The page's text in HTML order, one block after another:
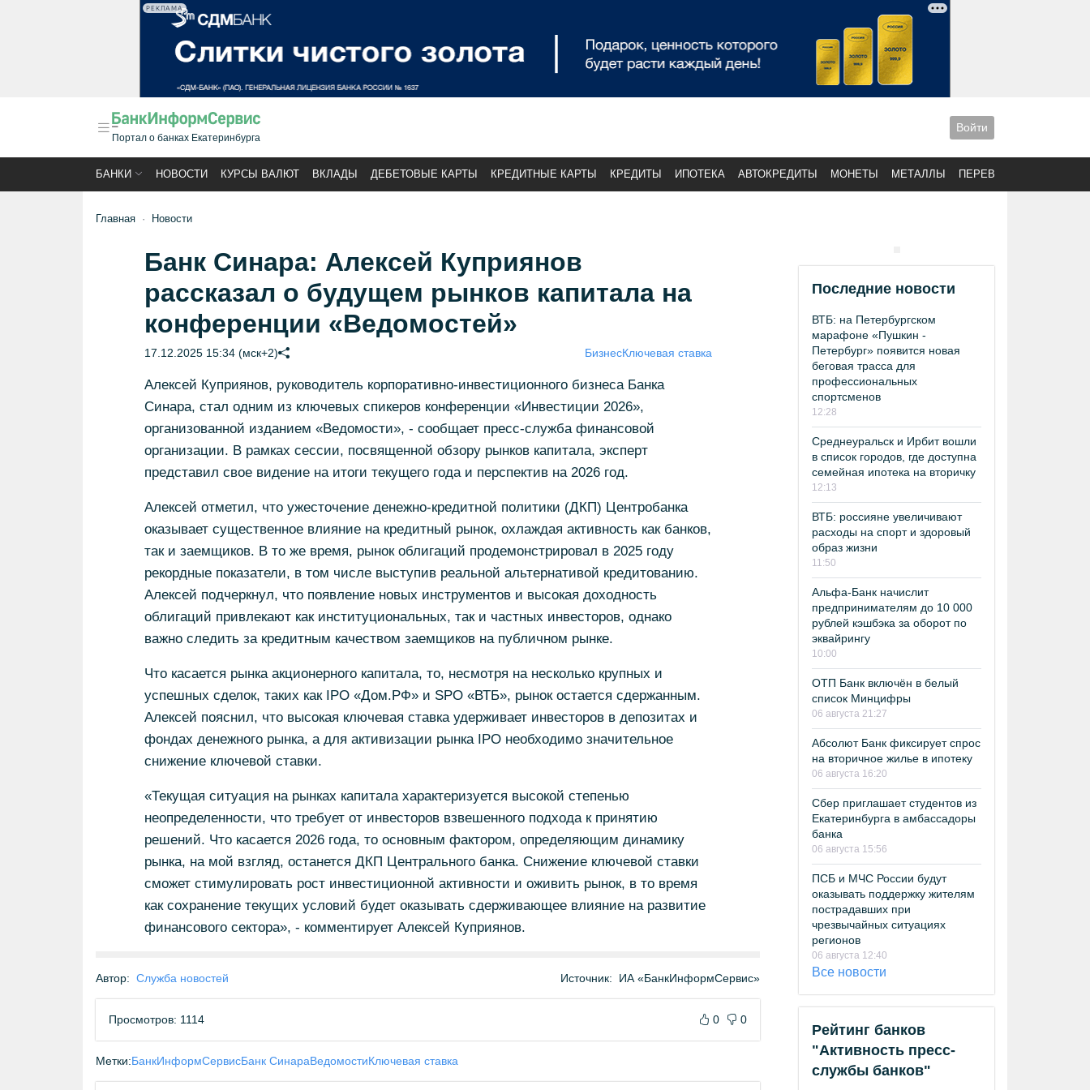
РЕКЛАМА
Портал о банках Екатеринбурга
Войти
БАНКИ НОВОСТИ КУРСЫ ВАЛЮТ ВКЛАДЫ ДЕБЕТОВЫЕ КАРТЫ КРЕДИТНЫЕ КАРТЫ КРЕДИТЫ ИПОТЕКА АВТОКРЕДИТЫ МОНЕТЫ МЕТАЛЛЫ ПЕРЕВОДЫ
Главная Новости
Банк Синара: Алексей Куприянов
рассказал о будущем рынков капитала на
конференции «Ведомостей»
17.12.2025 15:34 (мск+2) БизнесКлючевая ставка
Алексей Куприянов, руководитель корпоративно-инвестиционного бизнеса Банка
Синара, стал одним из ключевых спикеров конференции «Инвестиции 2026»,
организованной изданием «Ведомости», - сообщает пресс-служба финансовой
организации. В рамках сессии, посвященной обзору рынков капитала, эксперт
представил свое видение на итоги текущего года и перспектив на 2026 год.
Алексей отметил, что ужесточение денежно-кредитной политики (ДКП) Центробанка
оказывает существенное влияние на кредитный рынок, охлаждая активность как банков,
так и заемщиков. В то же время, рынок облигаций продемонстрировал в 2025 году
рекордные показатели, в том числе выступив реальной альтернативой кредитованию.
Алексей подчеркнул, что появление новых инструментов и высокая доходность
облигаций привлекают как институциональных, так и частных инвесторов, однако
важно следить за кредитным качеством заемщиков на публичном рынке.
Что касается рынка акционерного капитала, то, несмотря на несколько крупных и
успешных сделок, таких как IPO «Дом.РФ» и SPO «ВТБ», рынок остается сдержанным.
Алексей пояснил, что высокая ключевая ставка удерживает инвесторов в депозитах и
фондах денежного рынка, а для активизации рынка IPO необходимо значительное
снижение ключевой ставки.
«Текущая ситуация на рынках капитала характеризуется высокой степенью
неопределенности, что требует от инвесторов взвешенного подхода к принятию
решений. Что касается 2026 года, то основным фактором, определяющим динамику
рынка, на мой взгляд, останется ДКП Центрального банка. Снижение ключевой ставки
сможет стимулировать рост инвестиционной активности и оживить рынок, в то время
как сохранение текущих условий будет оказывать сдерживающее влияние на развитие
финансового сектора», - комментирует Алексей Куприянов.
Автор: Служба новостей Источник: ИА «БанкИнформСервис»
Просмотров: 1114 0 0
Метки:БанкИнформСервисБанк СинараВедомостиКлючевая ставка
Последние новости
ВТБ: на Петербургском
марафоне «Пушкин -
Петербург» появится новая
беговая трасса для
профессиональных
спортсменов
12:28
Среднеуральск и Ирбит вошли
в список городов, где доступна
семейная ипотека на вторичку
12:13
ВТБ: россияне увеличивают
расходы на спорт и здоровый
образ жизни
11:50
Альфа-Банк начислит
предпринимателям до 10 000
рублей кэшбэка за оборот по
эквайрингу
10:00
ОТП Банк включён в белый
список Минцифры
06 августа 21:27
Абсолют Банк фиксирует спрос
на вторичное жилье в ипотеку
06 августа 16:20
Сбер приглашает студентов из
Екатеринбурга в амбассадоры
банка
06 августа 15:56
ПСБ и МЧС России будут
оказывать поддержку жителям
пострадавших при
чрезвычайных ситуациях
регионов
06 августа 12:40
Все новости
Рейтинг банков
"Активность пресс-
службы банков"